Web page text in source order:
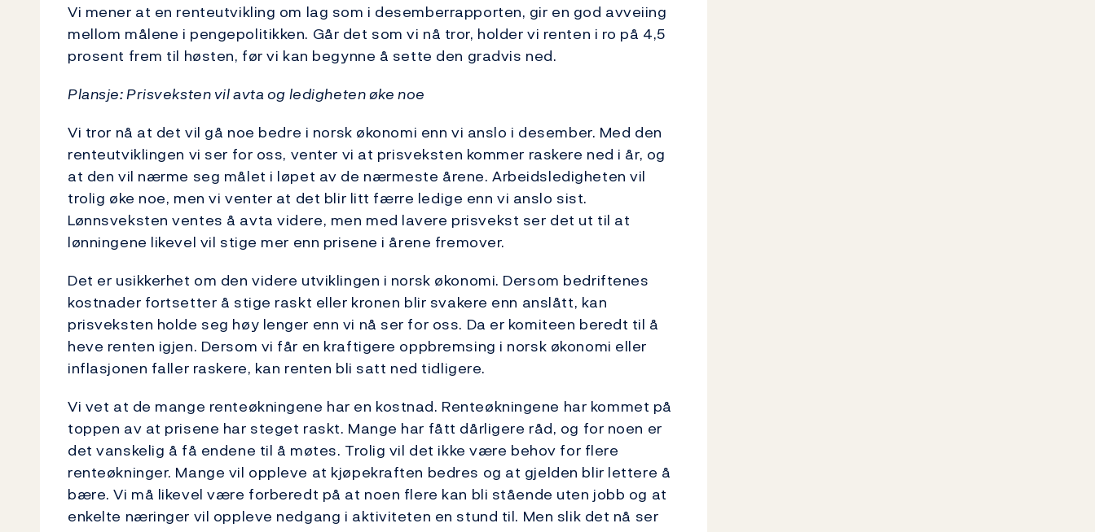
Vi mener at en renteutvikling om lag som i desemberrapporten, gir en god avveiing
mellom målene i pengepolitikken. Går det som vi nå tror, holder vi renten i ro på 4,5
prosent frem til høsten, før vi kan begynne å sette den gradvis ned.
Plansje: Prisveksten vil avta og ledigheten øke noe
Vi tror nå at det vil gå noe bedre i norsk økonomi enn vi anslo i desember. Med den
renteutviklingen vi ser for oss, venter vi at prisveksten kommer raskere ned i år, og
at den vil nærme seg målet i løpet av de nærmeste årene. Arbeidsledigheten vil
trolig øke noe, men vi venter at det blir litt færre ledige enn vi anslo sist.
Lønnsveksten ventes å avta videre, men med lavere prisvekst ser det ut til at
lønningene likevel vil stige mer enn prisene i årene fremover.
Det er usikkerhet om den videre utviklingen i norsk økonomi. Dersom bedriftenes
kostnader fortsetter å stige raskt eller kronen blir svakere enn anslått, kan
prisveksten holde seg høy lenger enn vi nå ser for oss. Da er komiteen beredt til å
heve renten igjen. Dersom vi får en kraftigere oppbremsing i norsk økonomi eller
inflasjonen faller raskere, kan renten bli satt ned tidligere.
Vi vet at de mange renteøkningene har en kostnad. Renteøkningene har kommet på
toppen av at prisene har steget raskt. Mange har fått dårligere råd, og for noen er
det vanskelig å få endene til å møtes. Trolig vil det ikke være behov for flere
renteøkninger. Mange vil oppleve at kjøpekraften bedres og at gjelden blir lettere å
bære. Vi må likevel være forberedt på at noen flere kan bli stående uten jobb og at
enkelte næringer vil oppleve nedgang i aktiviteten en stund til. Men slik det nå ser